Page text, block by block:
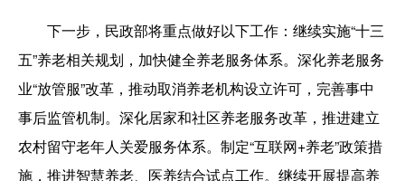
下一步，民政部将重点做好以下工作：继续实施“十三
五”养老相关规划，加快健全养老服务体系。深化养老服务
业“放管服”改革，推动取消养老机构设立许可，完善事中
事后监管机制。深化居家和社区养老服务改革，推进建立
农村留守老年人关爱服务体系。制定“互联网+养老”政策措
施，推进智慧养老、医养结合试点工作。继续开展提高养